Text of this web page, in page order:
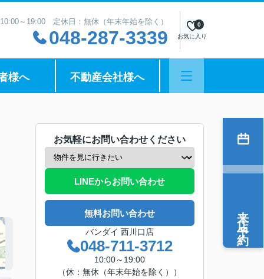
～19:00 定休日：無休（年末年始を除く）
048-287-3339 お気に入り
0
様へ 不動産会社様へ
お気軽にお問い合わせください
LINEからお問い合わせ
無料お問い合わせ
バンダイ 西川口店
048-711-3712
10:00～19:00
（休：無休（年末年始を除く））
来店予約